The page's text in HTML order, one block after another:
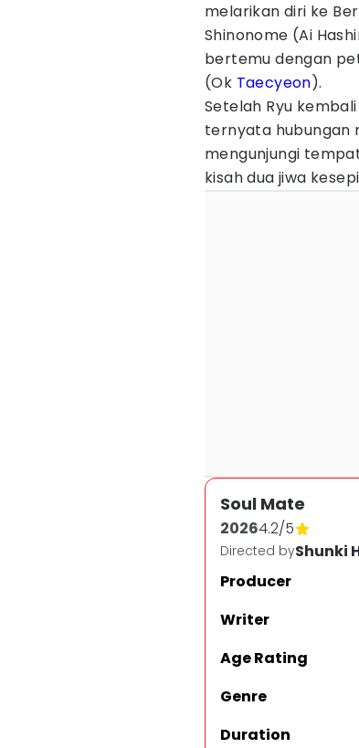
melarikan diri ke
Shinonome (Ai
bertemu dengan
(Ok Taecyeon).
Setelah Ryu
ternyata hubungan
mengunjungi
kisah dua jiwa
Soul Mate
20264.2/5
Directed byShunki
Producer
Writer
Age Rating
Genre
Duration